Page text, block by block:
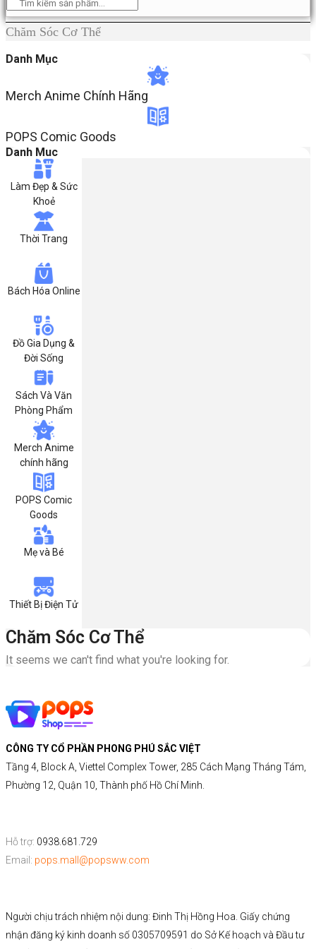
Chăm Sóc Cơ Thể
Danh Mục
Merch Anime Chính Hãng​
POPS Comic Goods
Danh Muc
Làm Đẹp & Sức
Khoẻ
Thời Trang
Bách Hóa Online
Đồ Gia Dụng &
Đời Sống
Sách Và Văn
Phòng Phẩm
Merch Anime
chính hãng
POPS Comic
Goods
Mẹ và Bé
Thiết Bị Điện Tử
Chăm Sóc Cơ Thể
It seems we can't find what you're looking for.
CÔNG TY CỔ PHẦN PHONG PHÚ SẮC VIỆT
Tầng 4, Block A, Viettel Complex Tower, 285 Cách Mạng Tháng Tám,
Phường 12, Quận 10, Thành phố Hồ Chí Minh.
Hỗ trợ: 0938.681.729
Email: pops.mall@popsww.com
Người chịu trách nhiệm nội dung: Đinh Thị Hồng Hoa. Giấy chứng
nhận đăng ký kinh doanh số 0305709591 do Sở Kế hoạch và Đầu tư